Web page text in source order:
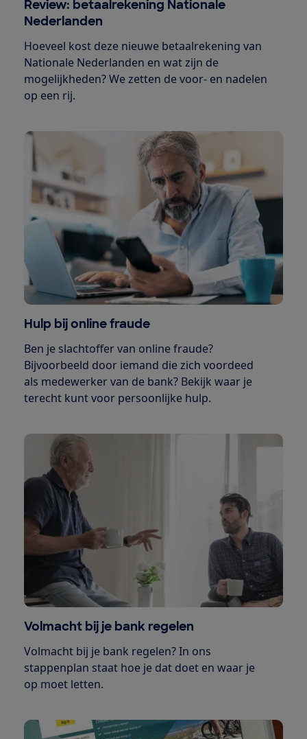
Review: betaalrekening Nationale
Nederlanden
Hoeveel kost deze nieuwe betaalrekening van
Nationale Nederlanden en wat zijn de
mogelijkheden? We zetten de voor- en nadelen
op een rij.
Hulp bij online fraude
Ben je slachtoffer van online fraude?
Bijvoorbeeld door iemand die zich voordeed
als medewerker van de bank? Bekijk waar je
terecht kunt voor persoonlijke hulp.
Volmacht bij je bank regelen
Volmacht bij je bank regelen? In ons
stappenplan staat hoe je dat doet en waar je
op moet letten.